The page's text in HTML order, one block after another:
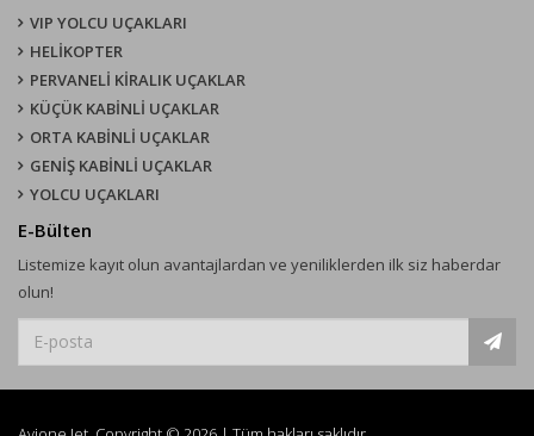
VIP YOLCU UÇAKLARI
HELİKOPTER
PERVANELİ KİRALIK UÇAKLAR
KÜÇÜK KABİNLİ UÇAKLAR
ORTA KABİNLİ UÇAKLAR
GENİŞ KABİNLİ UÇAKLAR
YOLCU UÇAKLARI
E-Bülten
Listemize kayıt olun avantajlardan ve yeniliklerden ilk siz haberdar
olun!